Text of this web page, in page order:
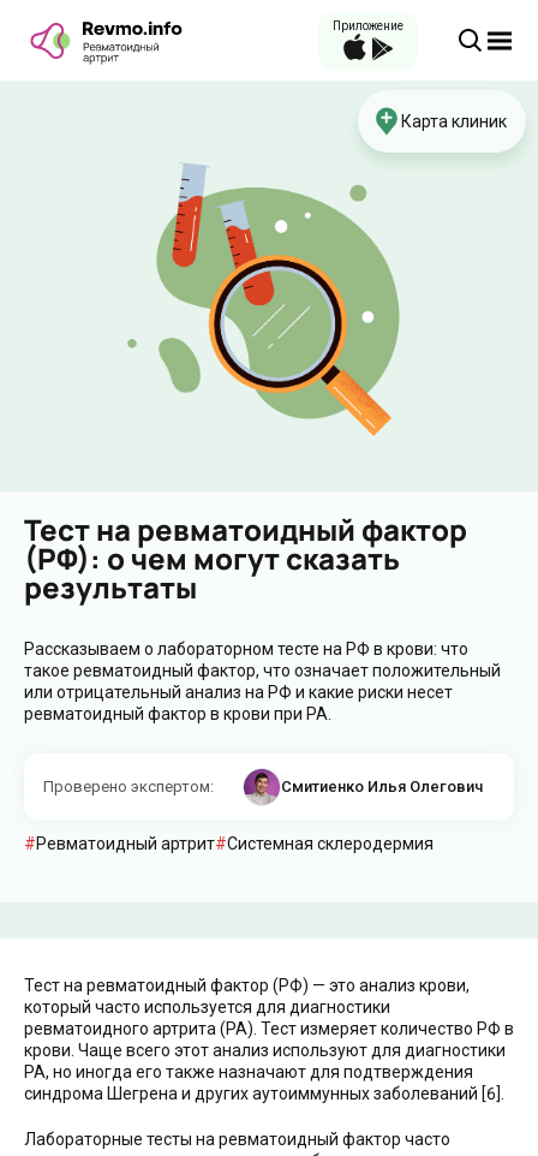
Приложение
Карта клиник
Тест на ревматоидный фактор
(РФ): о чем могут сказать
результаты
Рассказываем о лабораторном тесте на РФ в крови: что
такое ревматоидный фактор, что означает положительный
или отрицательный анализ на РФ и какие риски несет
ревматоидный фактор в крови при РА.
Проверено экспертом: Смитиенко Илья Олегович
Ревматоидный артрит Системная склеродермия
Тест на ревматоидный фактор (РФ) — это анализ крови,
который часто используется для диагностики
ревматоидного артрита (РА). Тест измеряет количество РФ в
крови. Чаще всего этот анализ используют для диагностики
РА, но иногда его также назначают для подтверждения
синдрома Шегрена и других аутоиммунных заболеваний [6].
Лабораторные тесты на ревматоидный фактор часто